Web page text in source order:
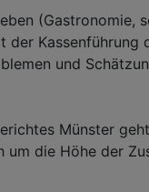
(Gastronomie,
Kassenführung
und
Münster
um die Höhe der